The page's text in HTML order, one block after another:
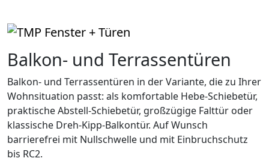
Balkon- und Terrassentüren
Balkon- und Terrassentüren in der Variante, die zu Ihrer
Wohnsituation passt: als komfortable Hebe-Schiebetür,
praktische Abstell-Schiebetür, großzügige Falttür oder
klassische Dreh-Kipp-Balkontür. Auf Wunsch
barrierefrei mit Nullschwelle und mit Einbruchschutz
bis RC2.